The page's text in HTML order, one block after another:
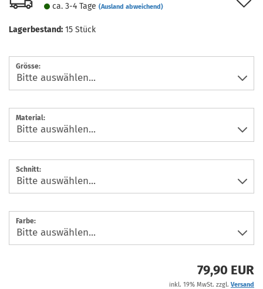
ca. 3-4 Tage (Ausland abweichend)
Lagerbestand: 15 Stück
Grösse:
Material:
Schnitt:
Farbe:
79,90 EUR
inkl. 19% MwSt. zzgl. Versand